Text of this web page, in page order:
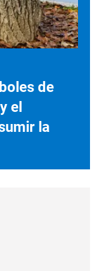
de
el
la